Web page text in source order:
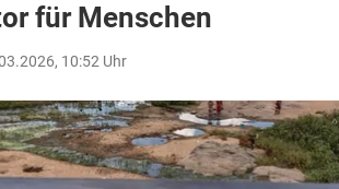
für Menschen
10:52 Uhr